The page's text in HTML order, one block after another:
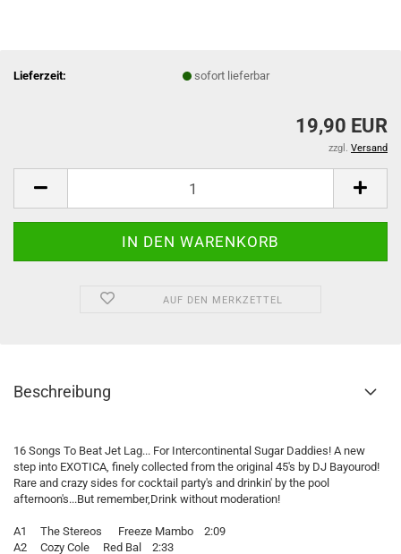
Lieferzeit: sofort lieferbar
19,90 EUR
zzgl. Versand
AUF DEN MERKZETTEL
Beschreibung
16 Songs To Beat Jet Lag... For Intercontinental Sugar Daddies! A new
step into EXOTICA, finely collected from the original 45's by DJ Bayourod!
Rare and crazy sides for cocktail party's and drinkin' by the pool
afternoon's...But remember,Drink without moderation!
A1 The Stereos Freeze Mambo 2:09
A2 Cozy Cole Red Bal 2:33